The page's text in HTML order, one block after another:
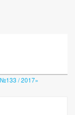
№133 / 2017»